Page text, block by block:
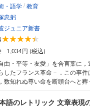
・語学/教育
忠躬
ジュニア新書
1,034円 (税込)
自由・平等・友愛」を合言葉に
したフランス革命－．この事
数知れぬ尊い命を断頭台へと
な犠牲を必要としたのか．時
りつつ，その歴史的な意味を考
語のレトリック 文章表現